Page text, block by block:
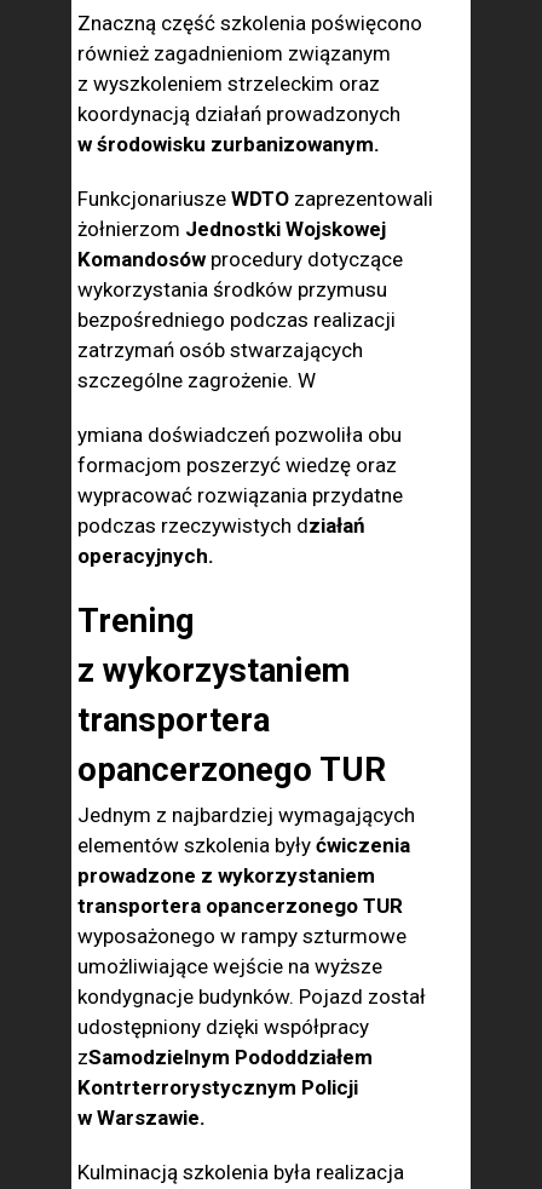
Znaczną część szkolenia poświęcono
również zagadnieniom związanym
z wyszkoleniem strzeleckim oraz
koordynacją działań prowadzonych
w środowisku zurbanizowanym.
Funkcjonariusze WDTO zaprezentowali
żołnierzom Jednostki Wojskowej
Komandosów procedury dotyczące
wykorzystania środków przymusu
bezpośredniego podczas realizacji
zatrzymań osób stwarzających
szczególne zagrożenie. W
ymiana doświadczeń pozwoliła obu
formacjom poszerzyć wiedzę oraz
wypracować rozwiązania przydatne
podczas rzeczywistych działań
operacyjnych.
Trening
z wykorzystaniem
transportera
opancerzonego TUR
Jednym z najbardziej wymagających
elementów szkolenia były ćwiczenia
prowadzone z wykorzystaniem
transportera opancerzonego TUR
wyposażonego w rampy szturmowe
umożliwiające wejście na wyższe
kondygnacje budynków. Pojazd został
udostępniony dzięki współpracy
zSamodzielnym Pododdziałem
Kontrterrorystycznym Policji
w Warszawie.
Kulminacją szkolenia była realizacja